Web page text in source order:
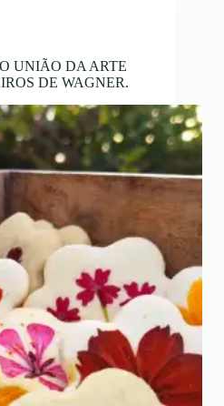
UNIÃO DA ARTE
DE WAGNER.